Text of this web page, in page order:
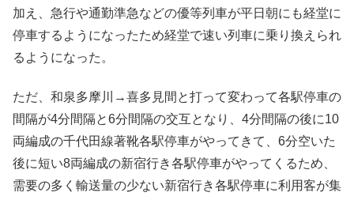
加え、急行や通勤準急などの優等列車が平日朝にも経堂に
停車するようになったため経堂で速い列車に乗り換えられ
るようになった。
ただ、和泉多摩川→喜多見間と打って変わって各駅停車の
間隔が4分間隔と6分間隔の交互となり、4分間隔の後に10
両編成の千代田線著靴各駅停車がやってきて、6分空いた
後に短い8両編成の新宿行き各駅停車がやってくるため、
需要の多く輸送量の少ない新宿行き各駅停車に利用客が集